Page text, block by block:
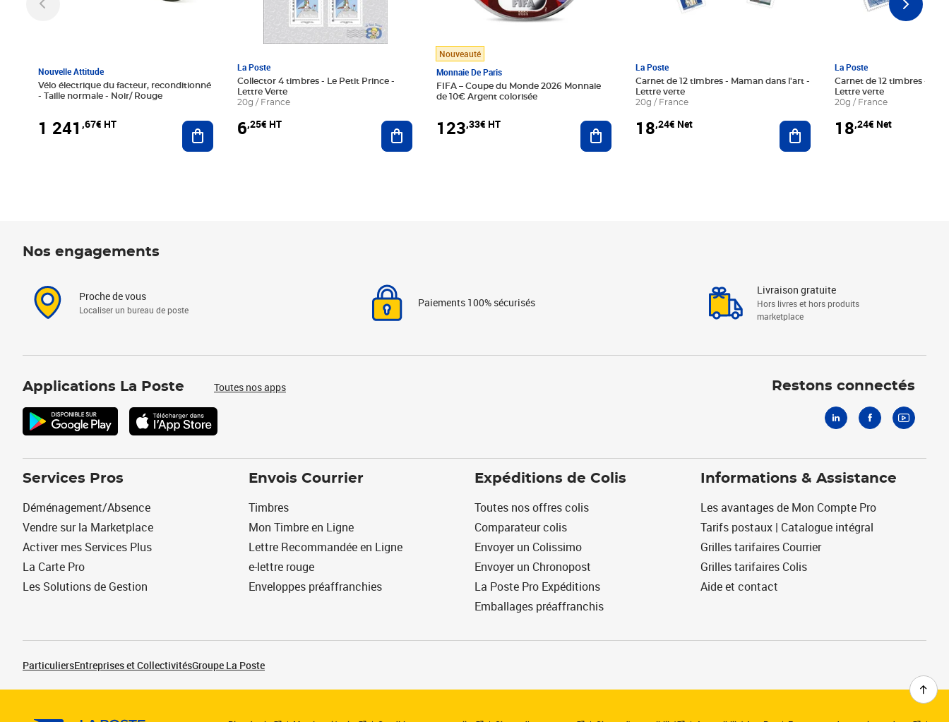
Nouvelle Attitude
Vélo électrique du facteur, reconditionné
- Taille normale - Noir/ Rouge
1 241 ,67€ HT Ajouter au panier
La Poste
Collector 4 timbres - Le Petit Prince -
Lettre Verte
20g / France
6,25€ HT Ajouter au panier
Nouveauté
Monnaie De Paris
FIFA – Coupe du Monde 2026 Monnaie
de 10€ Argent colorisée
123,33€ HT Ajouter au panier
La Poste
Carnet de 12 timbres - Maman dans l'art -
Lettre verte
20g / France
18,24€ Net Ajouter au panier
La Poste
Carnet de 12 timbres - Le
Lettre verte
20g / France
18,24€ Net
Nos engagements
Proche de vous
Localiser un bureau de poste
Paiements 100% sécurisés
Livraison gratuite
Hors livres et hors produits
marketplace
Applications La Poste Toutes nos apps Restons connectés
Services Pros
Déménagement/Absence
Vendre sur la Marketplace
Activer mes Services Plus
La Carte Pro
Les Solutions de Gestion
Envois Courrier
Timbres
Mon Timbre en Ligne
Lettre Recommandée en Ligne
e-lettre rouge
Enveloppes préaffranchies
Expéditions de Colis
Toutes nos offres colis
Comparateur colis
Envoyer un Colissimo
Envoyer un Chronopost
La Poste Pro Expéditions
Emballages préaffranchis
Informations & Assistance
Les avantages de Mon Compte Pro
Tarifs postaux | Catalogue intégral
Grilles tarifaires Courrier
Grilles tarifaires Colis
Aide et contact
ParticuliersEntreprises et CollectivitésGroupe La Poste